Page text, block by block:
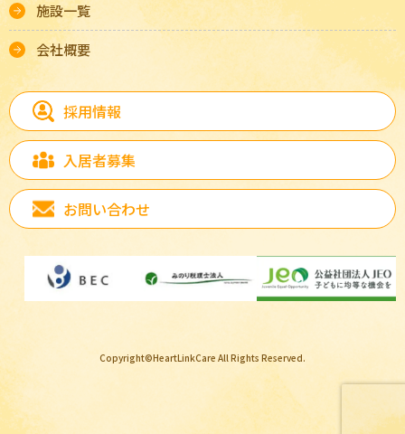
施設一覧
会社概要
採用情報
入居者募集
お問い合わせ
Copyright©HeartLinkCare All Rights Reserved.